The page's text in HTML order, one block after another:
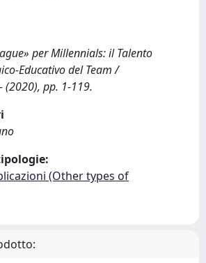
per Millennials: il Talento
Educativo del Team /
(2020), pp. 1-119.
(Other types of